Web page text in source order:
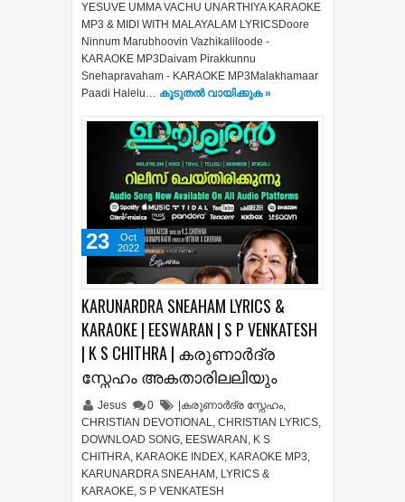
YESUVE UMMA VACHU UNARTHIYA KARAOKE
MP3 & MIDI WITH MALAYALAM LYRICSDoore
Ninnum Marubhoovin Vazhikaliloode -
KARAOKE MP3Daivam Pirakkunnu
Snehapravaham - KARAOKE MP3Malakhamaar
Paadi Halelu… കൂടുതൽ‍ വായിക്കുക »
KARUNARDRA SNEAHAM LYRICS &
KARAOKE | EESWARAN | S P VENKATESH
| K S CHITHRA | കരുണാർദ്ര
സ്നേഹം അകതാരിലലിയും
Jesus 0 |കരുണാർദ്ര സ്നേഹം,
CHRISTIAN DEVOTIONAL, CHRISTIAN LYRICS,
DOWNLOAD SONG, EESWARAN , K S
CHITHRA, KARAOKE INDEX, KARAOKE MP3,
KARUNARDRA SNEAHAM , LYRICS &
KARAOKE, S P VENKATESH
23
Oct
2022